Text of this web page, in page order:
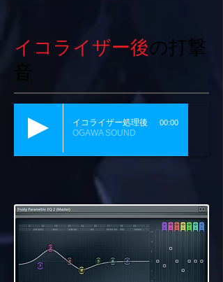
イコライザー後の打撃
音
イコライザー処理後
OGAWA SOUND
00:00